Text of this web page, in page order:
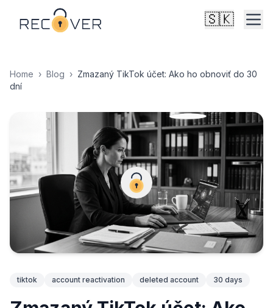
🇸🇰
Home › Blog › Zmazaný TikTok účet: Ako ho obnoviť do 30
dní
tiktok account reactivation deleted account 30 days